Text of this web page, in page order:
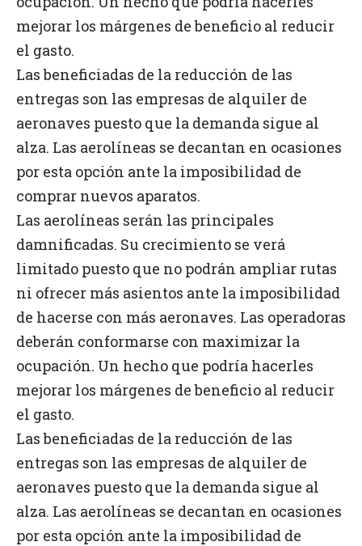
mejorar los márgenes de beneficio al reducir
el gasto.
Las beneficiadas de la reducción de las
entregas son las empresas de alquiler de
aeronaves puesto que la demanda sigue al
alza. Las aerolíneas se decantan en ocasiones
por esta opción ante la imposibilidad de
comprar nuevos aparatos.
Las aerolíneas serán las principales
damnificadas. Su crecimiento se verá
limitado puesto que no podrán ampliar rutas
ni ofrecer más asientos ante la imposibilidad
de hacerse con más aeronaves. Las operadoras
deberán conformarse con maximizar la
ocupación. Un hecho que podría hacerles
mejorar los márgenes de beneficio al reducir
el gasto.
Las beneficiadas de la reducción de las
entregas son las empresas de alquiler de
aeronaves puesto que la demanda sigue al
alza. Las aerolíneas se decantan en ocasiones
por esta opción ante la imposibilidad de